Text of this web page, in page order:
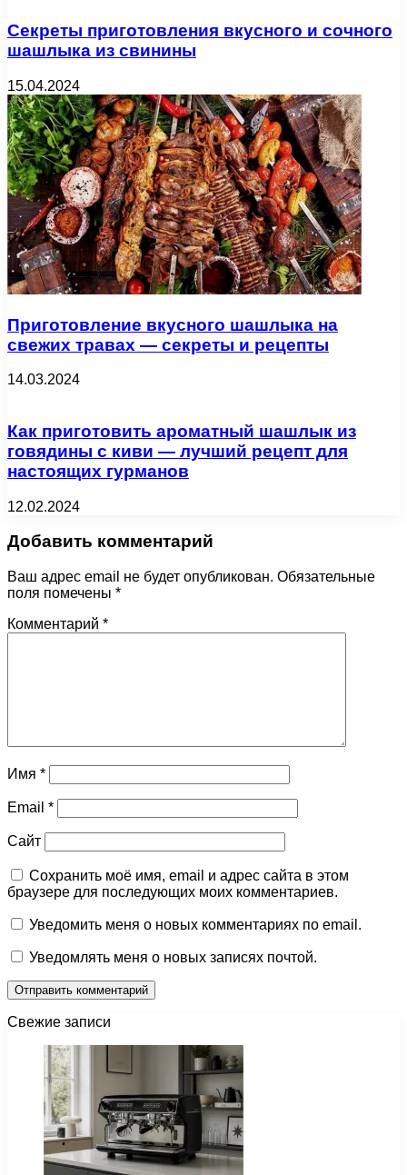
Секреты приготовления вкусного и сочного
шашлыка из свинины
15.04.2024
Приготовление вкусного шашлыка на
свежих травах — секреты и рецепты
14.03.2024
Как приготовить ароматный шашлык из
говядины с киви — лучший рецепт для
настоящих гурманов
12.02.2024
Добавить комментарий
Ваш адрес email не будет опубликован. Обязательные
поля помечены *
Комментарий *
Имя *
Email *
Сайт
Сохранить моё имя, email и адрес сайта в этом
браузере для последующих моих комментариев.
Уведомить меня о новых комментариях по email.
Уведомлять меня о новых записях почтой.
Свежие записи